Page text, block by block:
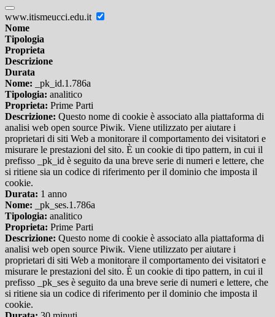
www.itismeucci.edu.it
Nome
Tipologia
Proprieta
Descrizione
Durata
Nome: _pk_id.1.786a
Tipologia: analitico
Proprieta: Prime Parti
Descrizione: Questo nome di cookie è associato alla piattaforma di
analisi web open source Piwik. Viene utilizzato per aiutare i
proprietari di siti Web a monitorare il comportamento dei visitatori e
misurare le prestazioni del sito. È un cookie di tipo pattern, in cui il
prefisso _pk_id è seguito da una breve serie di numeri e lettere, che
si ritiene sia un codice di riferimento per il dominio che imposta il
cookie.
Durata: 1 anno
Nome: _pk_ses.1.786a
Tipologia: analitico
Proprieta: Prime Parti
Descrizione: Questo nome di cookie è associato alla piattaforma di
analisi web open source Piwik. Viene utilizzato per aiutare i
proprietari di siti Web a monitorare il comportamento dei visitatori e
misurare le prestazioni del sito. È un cookie di tipo pattern, in cui il
prefisso _pk_ses è seguito da una breve serie di numeri e lettere, che
si ritiene sia un codice di riferimento per il dominio che imposta il
cookie.